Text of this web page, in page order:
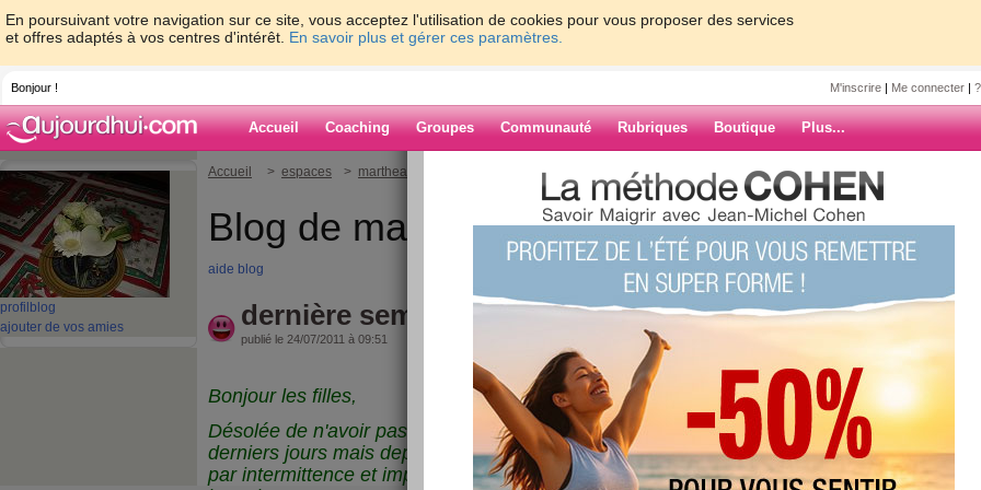
En poursuivant votre navigation sur ce site, vous acceptez l'utilisation de cookies pour vous proposer des services
et offres adaptés à vos centres d'intérêt. En savoir plus et gérer ces paramètres.
Bonjour ! M'inscrire | Me connecter |
Accueil Coaching Groupes Communauté Rubriques Boutique Plus...
profil blog
ajouter de vos amies
Accueil > espaces > marthealice > dernière semaine de juillet ...
Blog de marthealice
aide blog
dernière semaine de juillet ...
publié le 24/07/2011 à 09:51
Bonjour les filles,
Désolée de n'avoir pas pu passer sur les blogues ces
derniers jours mais depuis vendredi internet se coupe
par intermittence et imposibble de reconfigurer la live
ARCHIVES